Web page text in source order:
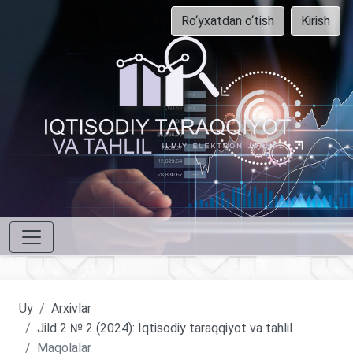
Ro‘yxatdan o‘tish Kirish
Uy
Arxivlar
Jild 2 № 2 (2024): Iqtisodiy taraqqiyot va tahlil
Maqolalar